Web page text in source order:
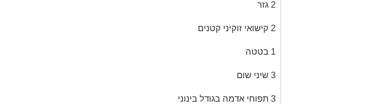
2 גזר
2 קישואי זוקיני קטנים
1 בטטה
3 שיני שום
3 תפוחי אדמה בגודל בינוני